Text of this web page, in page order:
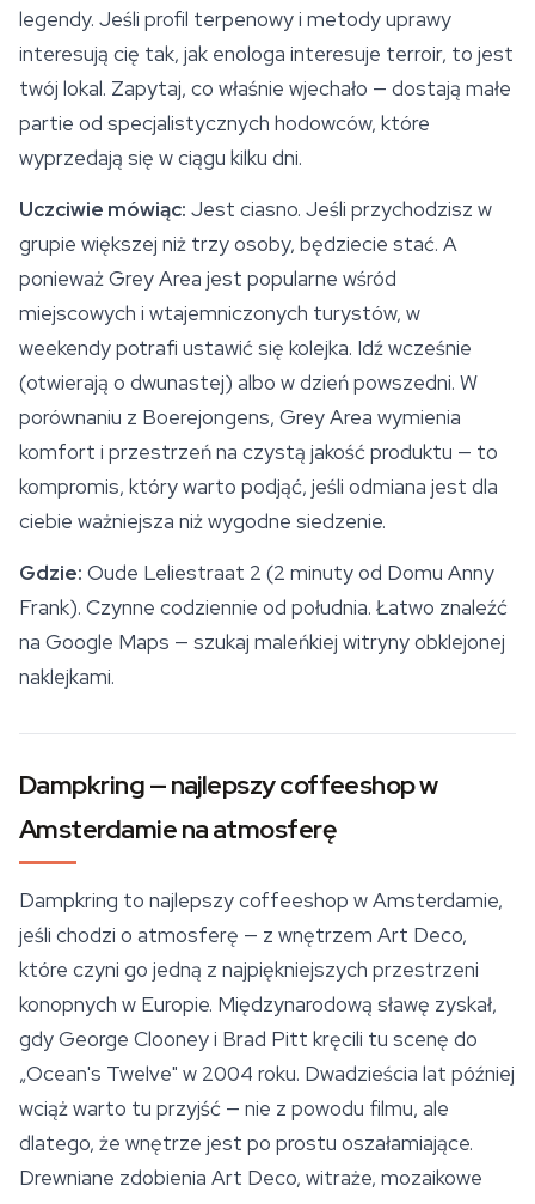
legendy. Jeśli profil terpenowy i metody uprawy
interesują cię tak, jak enologa interesuje terroir, to jest
twój lokal. Zapytaj, co właśnie wjechało — dostają małe
partie od specjalistycznych hodowców, które
wyprzedają się w ciągu kilku dni.
Uczciwie mówiąc: Jest ciasno. Jeśli przychodzisz w
grupie większej niż trzy osoby, będziecie stać. A
ponieważ Grey Area jest popularne wśród
miejscowych i wtajemniczonych turystów, w
weekendy potrafi ustawić się kolejka. Idź wcześnie
(otwierają o dwunastej) albo w dzień powszedni. W
porównaniu z Boerejongens, Grey Area wymienia
komfort i przestrzeń na czystą jakość produktu — to
kompromis, który warto podjąć, jeśli odmiana jest dla
ciebie ważniejsza niż wygodne siedzenie.
Gdzie: Oude Leliestraat 2 (2 minuty od Domu Anny
Frank). Czynne codziennie od południa. Łatwo znaleźć
na Google Maps — szukaj maleńkiej witryny obklejonej
naklejkami.
Dampkring — najlepszy coffeeshop w
Amsterdamie na atmosferę
Dampkring to najlepszy coffeeshop w Amsterdamie,
jeśli chodzi o atmosferę — z wnętrzem Art Deco,
które czyni go jedną z najpiękniejszych przestrzeni
konopnych w Europie. Międzynarodową sławę zyskał,
gdy George Clooney i Brad Pitt kręcili tu scenę do
„Ocean's Twelve" w 2004 roku. Dwadzieścia lat później
wciąż warto tu przyjść — nie z powodu filmu, ale
dlatego, że wnętrze jest po prostu oszałamiające.
Drewniane zdobienia Art Deco, witraże, mozaikowe